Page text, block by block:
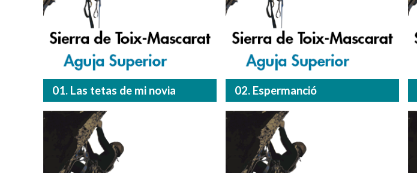
01. Las tetas de mi novia 02. Espermanció